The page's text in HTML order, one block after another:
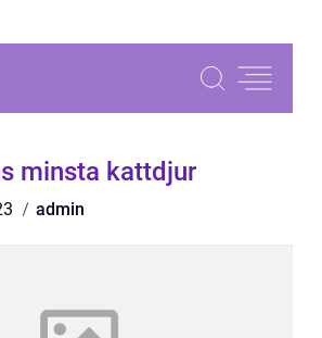
minsta kattdjur
admin